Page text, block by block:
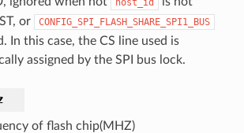
host_id
or
CONFIG_SPI_FLASH_SHARE_SPI1_BUS
In this case, the CS line used is
assigned by the SPI bus lock.
of flash chip(MHZ)